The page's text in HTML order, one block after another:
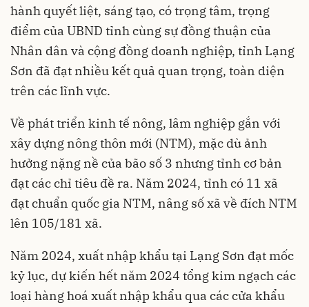
hành quyết liệt, sáng tạo, có trọng tâm, trọng
điểm của UBND tỉnh cùng sự đồng thuận của
Nhân dân và cộng đồng doanh nghiệp, tỉnh Lạng
Sơn đã đạt nhiều kết quả quan trọng, toàn diện
trên các lĩnh vực.
Về phát triển kinh tế nông, lâm nghiệp gắn với
xây dựng nông thôn mới (NTM), mặc dù ảnh
hưởng nặng nề của bão số 3 nhưng tỉnh cơ bản
đạt các chỉ tiêu đề ra. Năm 2024, tỉnh có 11 xã
đạt chuẩn quốc gia NTM, nâng số xã về đích NTM
lên 105/181 xã.
Năm 2024, xuất nhập khẩu tại Lạng Sơn đạt mốc
kỷ lục, dự kiến hết năm 2024 tổng kim ngạch các
loại hàng hoá xuất nhập khẩu qua các cửa khẩu